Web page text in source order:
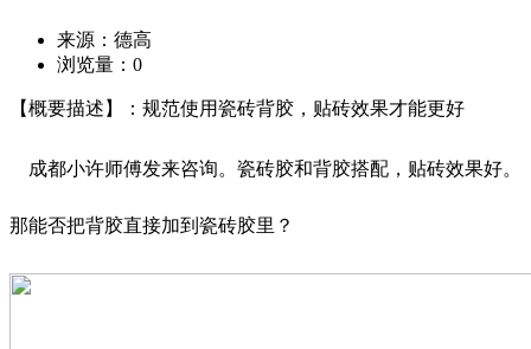
来源：德高
浏览量： 0
【概要描述】：规范使用瓷砖背胶，贴砖效果才能更好
成都小许师傅发来咨询。瓷砖胶和背胶搭配，贴砖效果好。
那能否把背胶直接加到瓷砖胶里？